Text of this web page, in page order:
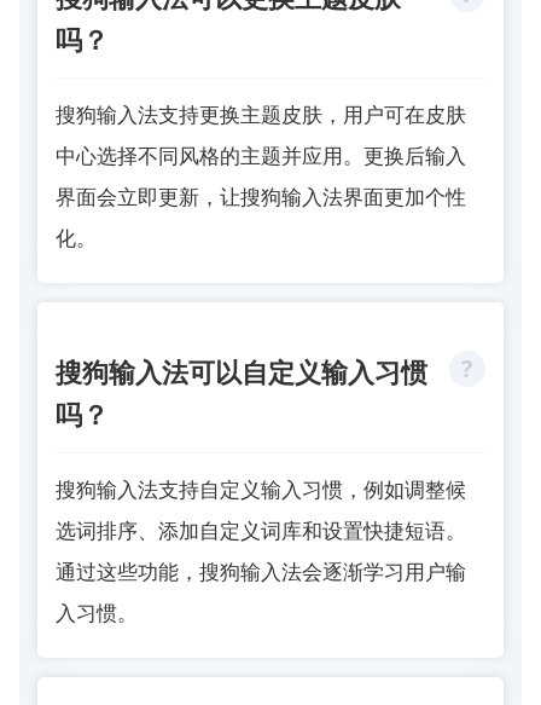
吗？
搜狗输入法支持更换主题皮肤，用户可在皮肤
中心选择不同风格的主题并应用。更换后输入
界面会立即更新，让搜狗输入法界面更加个性
化。
搜狗输入法可以自定义输入习惯
吗？
搜狗输入法支持自定义输入习惯，例如调整候
选词排序、添加自定义词库和设置快捷短语。
通过这些功能，搜狗输入法会逐渐学习用户输
入习惯。